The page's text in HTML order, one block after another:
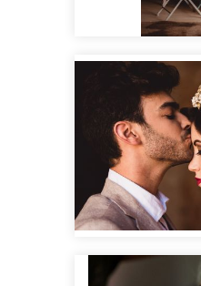
El Tocador,
con encanto